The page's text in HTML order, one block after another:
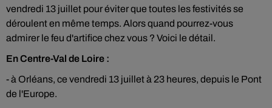
vendredi 13 juillet pour éviter que toutes les festivités se
déroulent en même temps. Alors quand pourrez-vous
admirer le feu d'artifice chez vous ? Voici le détail.
En Centre-Val de Loire :
- à Orléans, ce vendredi 13 juillet à 23 heures, depuis le Pont
de l'Europe.